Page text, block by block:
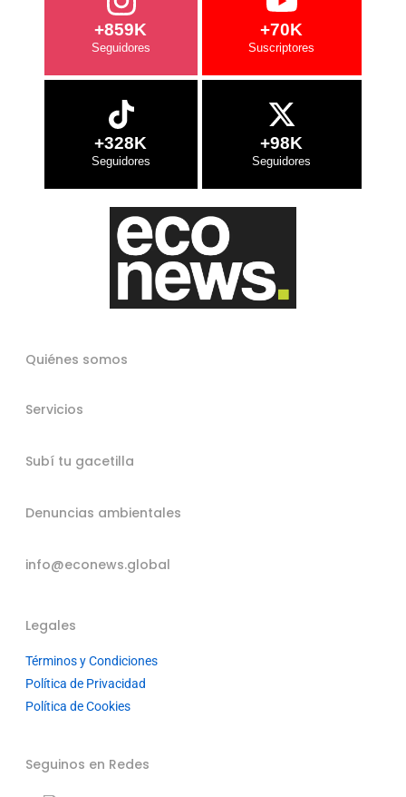
+859K +70K
+328K +98K
Quiénes somos
Servicios
Subí tu gacetilla
Denuncias ambientales
info@econews.global
Legales
Términos y Condiciones
Política de Privacidad
Política de Cookies
Seguinos en Redes